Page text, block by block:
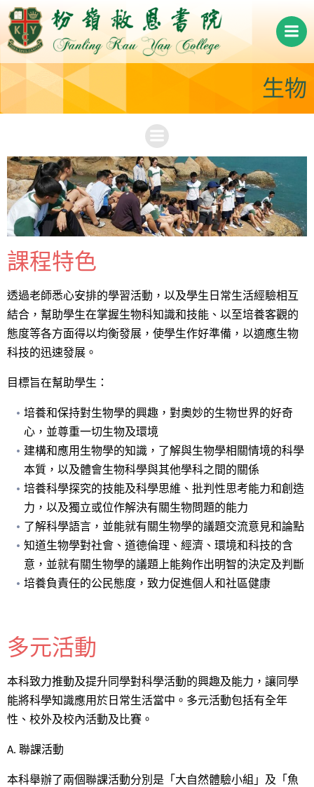
Skip
to
content
生物
課程特色
透過老師悉心安排的學習活動，以及學生日常生活經驗相互
結合，幫助學生在掌握生物科知識和技能、以至培養客觀的
態度等各方面得以均衡發展，使學生作好準備，以適應生物
科技的迅速發展。
目標旨在幫助學生：
培養和保持對生物學的興趣，對奧妙的生物世界的好奇
心，並尊重一切生物及環境
建構和應用生物學的知識，了解與生物學相關情境的科學
本質，以及體會生物科學與其他學科之間的關係
培養科學探究的技能及科學思維、批判性思考能力和創造
力，以及獨立或位作解決有關生物問題的能力
了解科學語言，並能就有關生物學的議題交流意見和論點
知道生物學對社會、道德倫理、經濟、環境和科技的含
意，並就有關生物學的議題上能夠作出明智的決定及判斷
培養負責任的公民態度，致力促進個人和社區健康
多元活動
本科致力推動及提升同學對科學活動的興趣及能力，讓同學
能將科學知識應用於日常生活當中。多元活動包括有全年
性、校外及校內活動及比賽。
A. 聯課活動
本科舉辦了兩個聯課活動分別是「大自然體驗小組」及「魚